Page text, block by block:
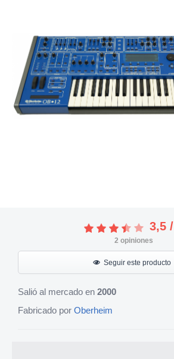
3,5/
2 opiniones
Seguir este producto
Salió al mercado en 2000
Fabricado por Oberheim